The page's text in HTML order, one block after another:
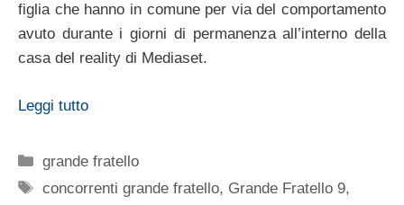
figlia che hanno in comune per via del comportamento
avuto durante i giorni di permanenza all’interno della
casa del reality di Mediaset.
Leggi tutto
Categorie
grande fratello
Tag
concorrenti grande fratello, Grande Fratello 9,